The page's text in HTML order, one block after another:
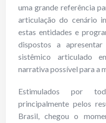
uma grande referência
articulação do cenário
estas entidades e
dispostos a
sistêmico articulado
narrativa possível para a
Estimulados por
principalmente pelos
Brasil, chegou o